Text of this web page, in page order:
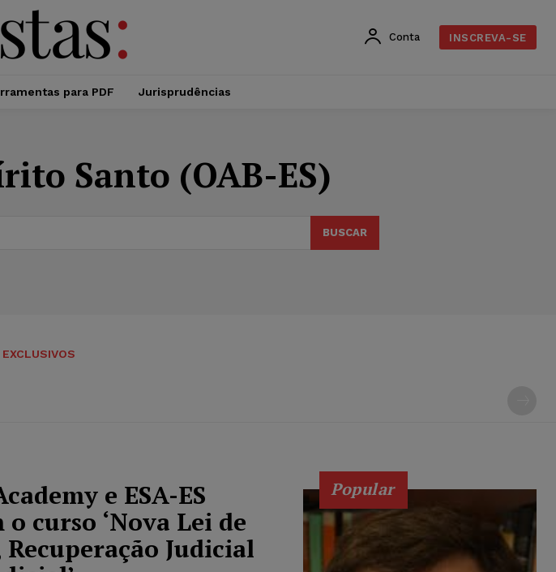
Conta INSCREVA-SE
para PDF Jurisprudências
Santo (OAB-ES)
BUSCAR
e ESA-ES
curso ‘Nova Lei de
Judicial
Popular